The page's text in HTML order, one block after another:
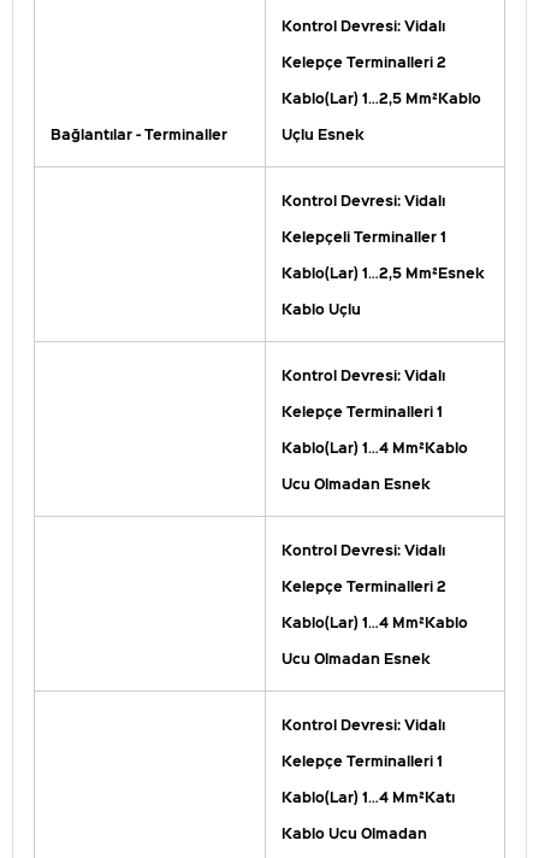
Bağlantılar - Terminaller
Kontrol Devresi: Vidalı
Kelepçe Terminalleri 2
Kablo(Lar) 1…2,5 Mm²Kablo
Uçlu Esnek
Kontrol Devresi: Vidalı
Kelepçeli Terminaller 1
Kablo(Lar) 1…2,5 Mm²Esnek
Kablo Uçlu
Kontrol Devresi: Vidalı
Kelepçe Terminalleri 1
Kablo(Lar) 1…4 Mm²Kablo
Ucu Olmadan Esnek
Kontrol Devresi: Vidalı
Kelepçe Terminalleri 2
Kablo(Lar) 1…4 Mm²Kablo
Ucu Olmadan Esnek
Kontrol Devresi: Vidalı
Kelepçe Terminalleri 1
Kablo(Lar) 1…4 Mm²Katı
Kablo Ucu Olmadan